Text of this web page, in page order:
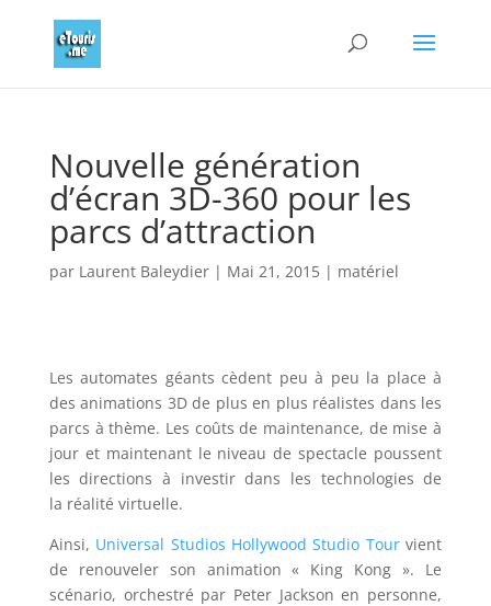
Nouvelle génération
d’écran 3D-360 pour les
parcs d’attraction
par Laurent Baleydier| Mai 21, 2015| matériel
Les automates géants cèdent peu à peu la place à
des animations 3D de plus en plus réalistes dans les
parcs à thème. Les coûts de maintenance, de mise à
jour et maintenant le niveau de spectacle poussent
les directions à investir dans les technologies de
la réalité virtuelle.
Ainsi, Universal Studios Hollywood Studio Tourvient
de renouveler son animation « King Kong ». Le
scénario, orchestré par Peter Jackson en personne,